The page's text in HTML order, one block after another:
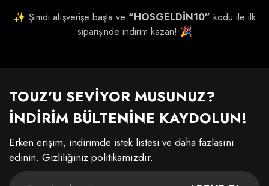
✨ Şimdi alışverişe başla ve “HOSGELDİN10” kodu ile ilk
siparişinde indirim kazan! 🎉
TOUZ'U SEVİYOR MUSUNUZ?
İNDİRİM BÜLTENİNE KAYDOLUN!
Erken erişim, indirimde istek listesi ve daha fazlasını
edinin. Gizliliğiniz politikamızdır.